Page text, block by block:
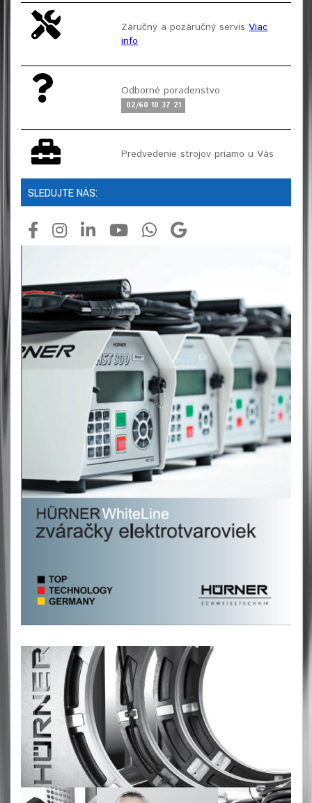
Záručný a pozáručný servisViac
info
Odborné poradenstvo
02/60 10 37 21
Predvedenie strojov priamo u Vás
SLEDUJTE NÁS: